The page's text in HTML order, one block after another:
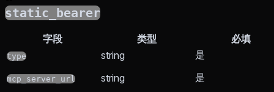
static_bearer
字段 类型 必填
type string 是
mcp_server_url string 是